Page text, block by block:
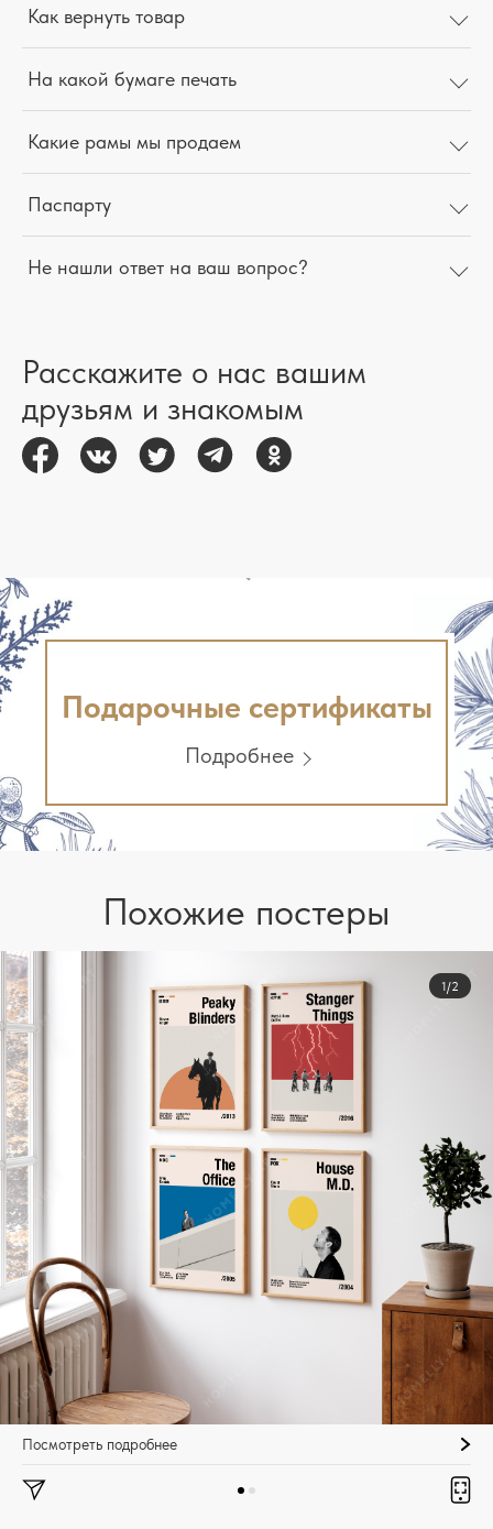
Как вернуть товар
На какой бумаге печать
Какие рамы мы продаем
Паспарту
Не нашли ответ на ваш вопрос?
Расскажите о нас вашим
друзьям и знакомым
Подарочные сертификаты
Подробнее
Похожие постеры
1/2
Посмотреть подробнее